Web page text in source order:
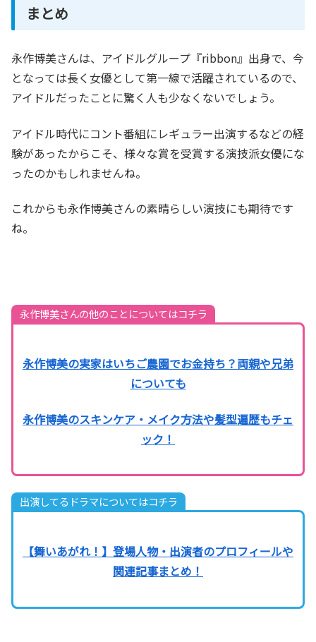
まとめ
永作博美さんは、アイドルグループ『ribbon』出身で、今
となっては長く女優として第一線で活躍されているので、
アイドルだったことに驚く人も少なくないでしょう。
アイドル時代にコント番組にレギュラー出演するなどの経
験があったからこそ、様々な賞を受賞する演技派女優にな
ったのかもしれませんね。
これからも永作博美さんの素晴らしい演技にも期待です
ね。
永作博美さんの他のことについてはコチラ
永作博美の実家はいちご農園でお金持ち？両親や兄弟
についても
永作博美のスキンケア・メイク方法や髪型遍歴もチェ
ック！
出演してるドラマについてはコチラ
【舞いあがれ！】登場人物・出演者のプロフィールや
関連記事まとめ！